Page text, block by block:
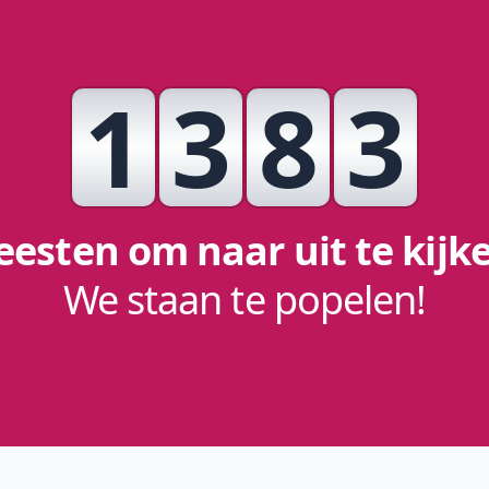
1383
om naar uit te
We staan te popelen!